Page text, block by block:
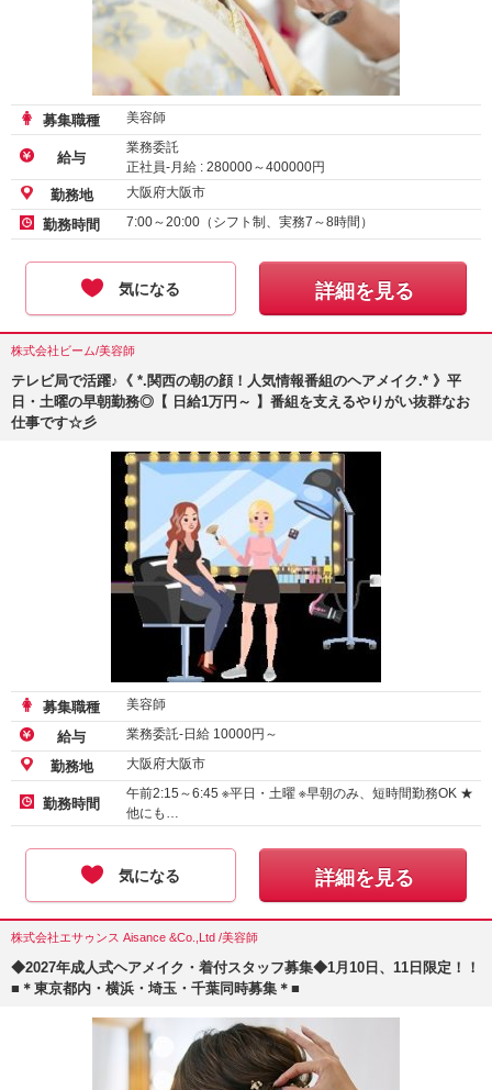
募集職種 美容師
給与
業務委託
正社員-月給 : 280000～400000円
勤務地 大阪府大阪市
勤務時間 7:00～20:00（シフト制、実務7～8時間）
気になる 詳細を見る
株式会社ビーム/美容師
テレビ局で活躍♪《 *.関西の朝の顔！人気情報番組のヘアメイク.* 》平
日・土曜の早朝勤務◎【 日給1万円～ 】番組を支えるやりがい抜群なお
仕事です☆彡
募集職種 美容師
給与 業務委託-日給 10000円～
勤務地 大阪府大阪市
勤務時間
午前2:15～6:45 ※平日・土曜 ※早朝のみ、短時間勤務OK ★
他にも…
気になる 詳細を見る
株式会社エサゥンス Aisance &Co.,Ltd /美容師
◆2027年成人式ヘアメイク・着付スタッフ募集◆1月10日、11日限定！！
■＊東京都内・横浜・埼玉・千葉同時募集＊■